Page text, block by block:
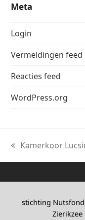
Meta
Login
Vermeldingen feed
Reacties feed
WordPress.org
previous
post:
Kamerkoor
stichting